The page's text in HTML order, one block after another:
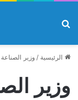
الرئيسية / وزير الصناعة
وزير